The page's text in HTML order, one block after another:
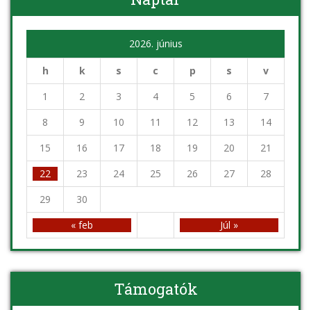
2026. június
h k s c p s v
« feb Júl »
1 2 3 4 5 6
7
8
9 10 11 12 13
14
15
16 17 18 19 20
21
22
23 24 25 26 27
28
29
30
Támogatók